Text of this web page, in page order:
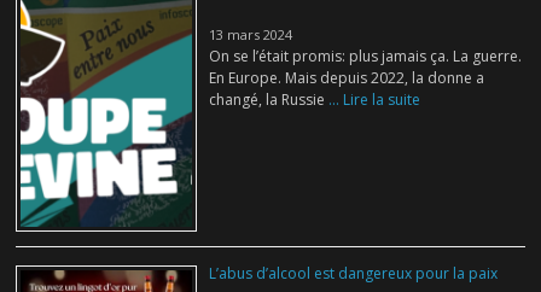
13 mars 2024
On se l’était promis: plus jamais ça. La guerre.
En Europe. Mais depuis 2022, la donne a
changé, la Russie ... Lire la suite
L’abus d’alcool est dangereux pour la paix